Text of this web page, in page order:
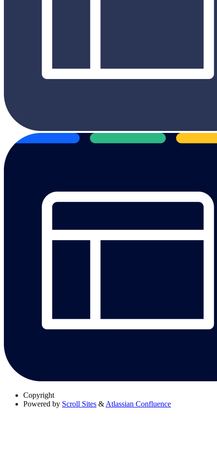
Copyright
Powered by Scroll Sites & Atlassian Confluence